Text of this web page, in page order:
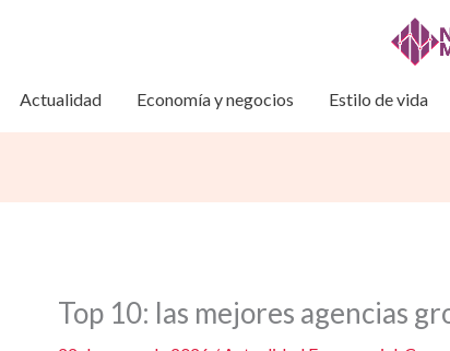
Actualidad Economía y negocios Estilo de vida
Top 10: las mejores agencias